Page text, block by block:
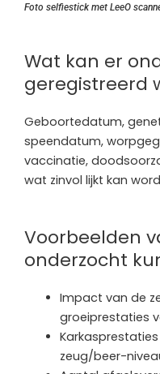
Foto selfiestick met LeeO
Wat kan er
geregistreerd
Geboortedatum,
speendatum,
vaccinatie,
wat zinvol lijkt kan
Voorbeelden
onderzocht
Impact van de
groeiprestaties
zeug/beer-